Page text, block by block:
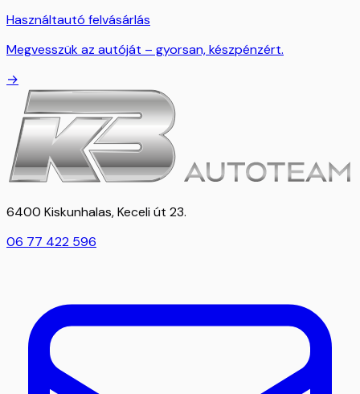
Használtautó felvásárlás
Megvesszük az autóját – gyorsan, készpénzért.
→
6400 Kiskunhalas, Keceli út 23.
06 77 422 596